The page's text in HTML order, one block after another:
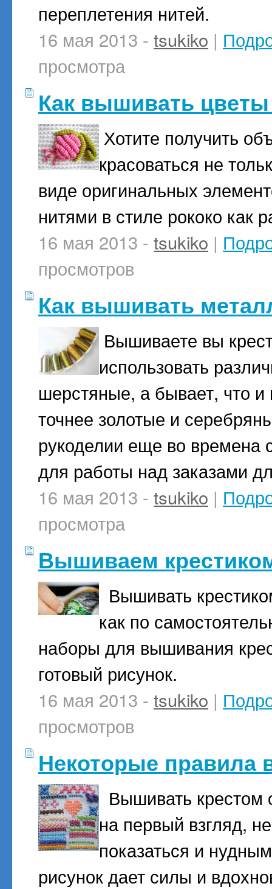
переплетения нитей.
16 мая 2013 - tsukiko |
просмотра
Как вышивать цветы
Хотите получить
красоваться не
виде оригинальных
нитями в стиле рококо как
16 мая 2013 - tsukiko |
просмотров
Как вышивать
Вышиваете вы
использовать
шерстяные, а бывает, что
точнее золотые и
рукоделии еще во времена
для работы над заказами
16 мая 2013 - tsukiko |
просмотра
Вышиваем
Вышивать
как по
наборы для вышивания
готовый рисунок.
16 мая 2013 - tsukiko |
просмотров
Некоторые правила
Вышивать крестом
на первый взгляд,
показаться и
рисунок дает силы и